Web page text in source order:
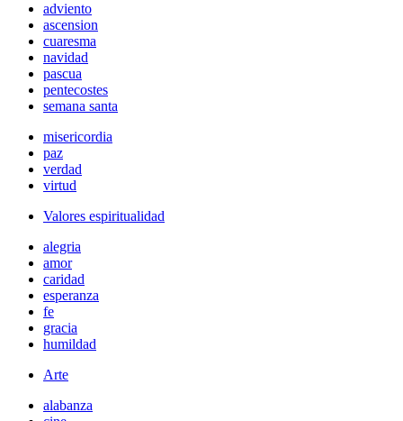
adviento
ascension
cuaresma
navidad
pascua
pentecostes
semana santa
misericordia
paz
verdad
virtud
Valores espiritualidad
alegria
amor
caridad
esperanza
fe
gracia
humildad
Arte
alabanza